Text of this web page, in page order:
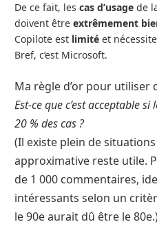
De ce fait, les cas d’usage de
doivent être extrêmement
Copilote est limité et
Bref, c’est Microsoft.
Ma règle d’or pour utiliser
Est-ce que c’est acceptable
20 % des cas ?
(Il existe plein de
approximative reste utile.
de 1 000 commentaires,
intéressants selon un
le 90e aurait dû être le